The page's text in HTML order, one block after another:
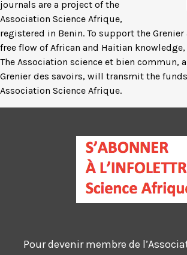
journals are a project of the
Association Science Afrique,
registered in Benin. To support the
free flow of African and Haitian
The Association science et bien commun,
Grenier des savoirs, will transmit the
Association Science Afrique.
Pour devenir membre de